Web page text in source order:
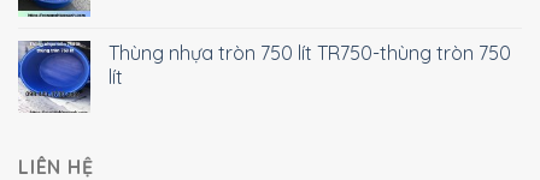
Thùng nhựa tròn 750 lít TR750-thùng tròn 750
lít
LIÊN HỆ